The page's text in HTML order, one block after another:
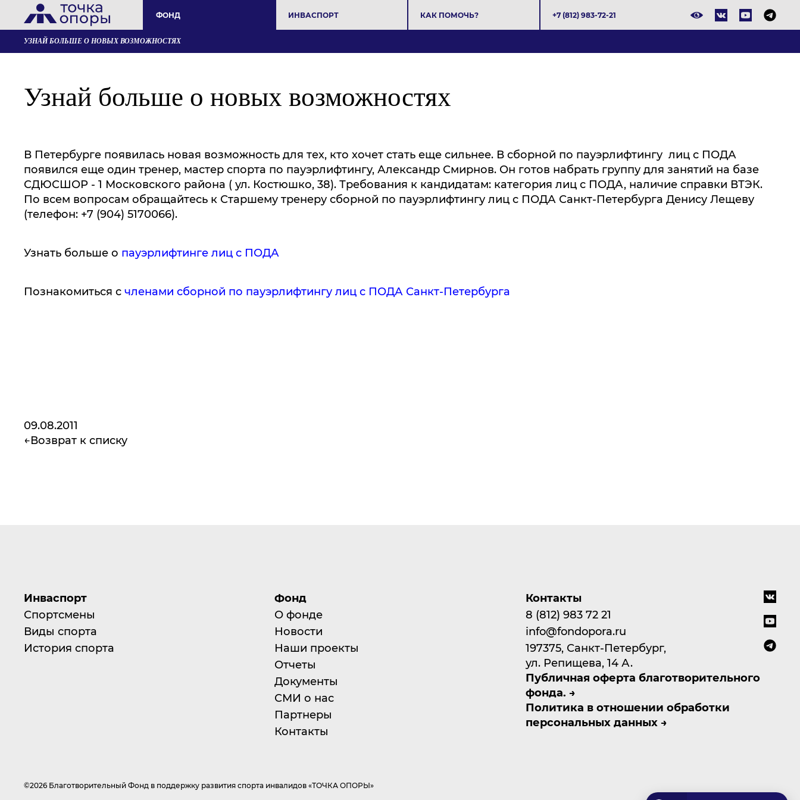
ФОНД ИНВАСПОРТ КАК ПОМОЧЬ? +7 (812) 983-72-21
УЗНАЙ БОЛЬШЕ О НОВЫХ ВОЗМОЖНОСТЯХ
Узнай больше о новых возможностях
В Петербурге появилась новая возможность для тех, кто хочет стать еще сильнее. В сборной по пауэрлифтингу лиц с ПОДА
появился еще один тренер, мастер спорта по пауэрлифтингу, Александр Смирнов. Он готов набрать группу для занятий на базе
СДЮСШОР - 1 Московского района ( ул. Костюшко, 38). Требования к кандидатам: категория лиц с ПОДА, наличие справки ВТЭК.
По всем вопросам обращайтесь к Старшему тренеру сборной по пауэрлифтингу лиц с ПОДА Санкт-Петербурга Денису Лещеву
(телефон: +7 (904) 5170066).
Узнать больше о пауэрлифтинге лиц с ПОДА
Познакомиться с членами сборной по пауэрлифтингу лиц с ПОДА Санкт-Петербурга
09.08.2011
Возврат к списку
Инваспорт
Спортсмены
Виды спорта
История спорта
Фонд
О фонде
Новости
Наши проекты
Отчеты
Документы
СМИ о нас
Партнеры
Контакты
Контакты
8 (812) 983 72 21
info@fondopora.ru
197375, Санкт-Петербург,
ул. Репищева, 14 А.
Публичная оферта благотворительного
фонда.
Политика в отношении обработки
персональных данных
©2026 Благотворительный Фонд в поддержку развития спорта инвалидов «ТОЧКА ОПОРЫ»